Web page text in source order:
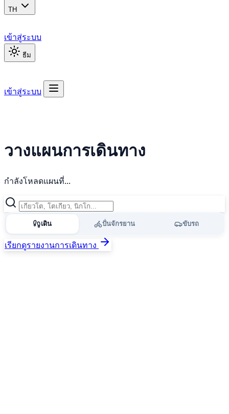
TH
เข้าสู่ระบบ
ธีม
เข้าสู่ระบบ
วางแผนการเดินทาง
กำลังโหลดแผนที่...
เดิน ปั่นจักรยาน ขับรถ
เรียกดูรายงานการเดินทาง